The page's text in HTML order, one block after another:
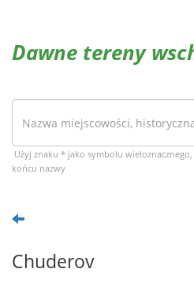
Dawne tereny
Użyj znaku * jako symbolu
końcu nazwy
Chuderov